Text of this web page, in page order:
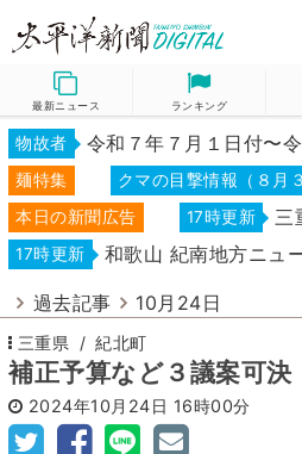
最新ニュース ランキング
物故者 令和７年７月１日付〜
麺特集 クマの目撃情報（８月
本日の新聞広告 17時更新 三
17時更新 和歌山 紀南地方ニュ
過去記事 10月24日
三重県 紀北町
補正予算など３議案可
2024年10月24日 16時00分